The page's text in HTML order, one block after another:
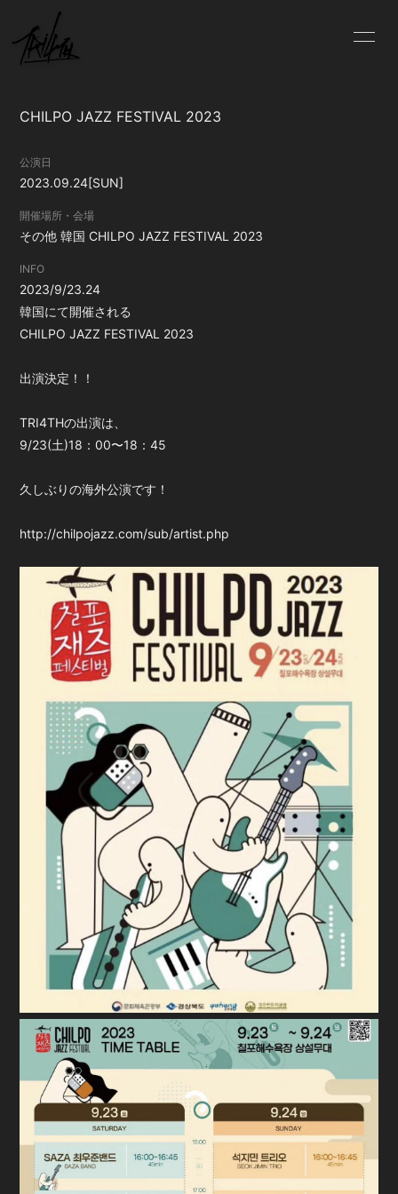
PROFILE VIDEO
DISCOGRAPHY
MOVIE
会員登録
CHILPO JAZZ FESTIVAL 2023
公演日
2023.09.24[SUN]
開催場所・会場
その他韓国 CHILPO JAZZ FESTIVAL 2023
INFO
2023/9/23.24
韓国にて開催される
CHILPO JAZZ FESTIVAL 2023
出演決定！！
TRI4THの出演は、
9/23(土)18：00〜18：45
久しぶりの海外公演です！
http://chilpojazz.com/sub/artist.php